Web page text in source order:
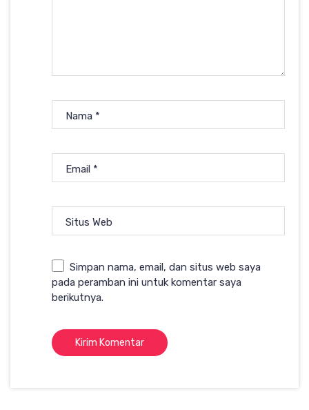
Nama *
Email *
Situs Web
Simpan nama, email, dan situs web saya
pada peramban ini untuk komentar saya
berikutnya.